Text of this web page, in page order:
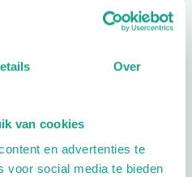
Over
van cookies
en advertenties te
voor social media te bieden